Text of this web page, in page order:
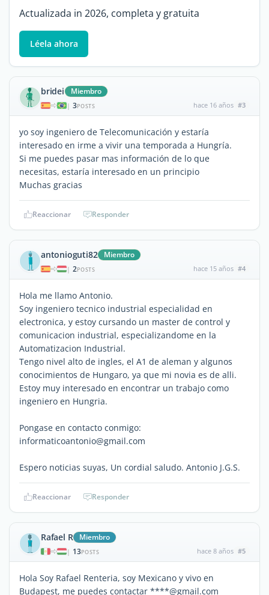
Actualizada in 2026, completa y gratuita
Léela ahora
bridei Miembro
| 3POSTS hace 16 años #3
yo soy ingeniero de Telecomunicación y estaría
interesado en irme a vivir una temporada a Hungría.
Si me puedes pasar mas información de lo que
necesitas, estaría interesado en un principio
Muchas gracias
Reaccionar Responder
antonioguti82 Miembro
| 2POSTS hace 15 años #4
Hola me llamo Antonio.
Soy ingeniero tecnico industrial especialidad en
electronica, y estoy cursando un master de control y
comunicacion industrial, especializandome en la
Automatizacion Industrial.
Tengo nivel alto de ingles, el A1 de aleman y algunos
conocimientos de Hungaro, ya que mi novia es de alli.
Estoy muy interesado en encontrar un trabajo como
ingeniero en Hungria.
Pongase en contacto conmigo:
informaticoantonio@gmail.com
Espero noticias suyas, Un cordial saludo. Antonio J.G.S.
Reaccionar Responder
Rafael R Miembro
| 13POSTS hace 8 años #5
Hola Soy Rafael Renteria, soy Mexicano y vivo en
Budapest, me puedes contactar ****@gmail.com